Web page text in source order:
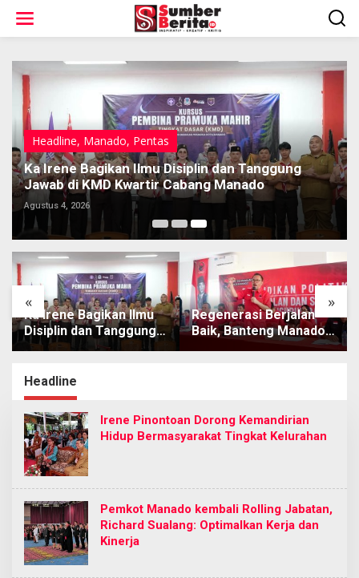
w
Headline, Manado, Pentas
Ka Irene Bagikan Ilmu Disiplin dan Tanggung
Jawab di KMD Kwartir Cabang Manado
Agustus 4, 2026
« »
Ka Irene Bagikan Ilmu
Disiplin dan Tanggung
Jawab di KMD Kwartir
Regenerasi Berjalan
Baik, Banteng Manado
Persiapkan 562 Kader
Headline
Irene Pinontoan Dorong Kemandirian
Hidup Bermasyarakat Tingkat Kelurahan
Pemkot Manado kembali Rolling Jabatan,
Richard Sualang: Optimalkan Kerja dan
Kinerja